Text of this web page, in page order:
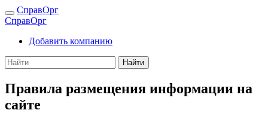
СправОрг
СправОрг
Добавить компанию
Найти
Правила размещения информации на
сайте